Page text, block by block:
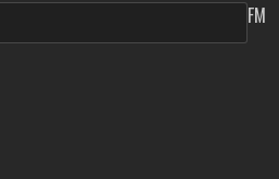
FM